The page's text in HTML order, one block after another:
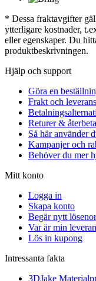
* Dessa fraktavgifter
ytterligare kostnader,
eller egenskaper. Du
produktbeskrivningen.
Hjälp och support
Göra en
Frakt och leverans
Returer &
Så här använder
Kampanjer och
Behöver du mer
Mitt konto
Logga in
Skapa konto
Begär nytt
Var är min
Lös in kupong
Intressanta fakta
3DJake